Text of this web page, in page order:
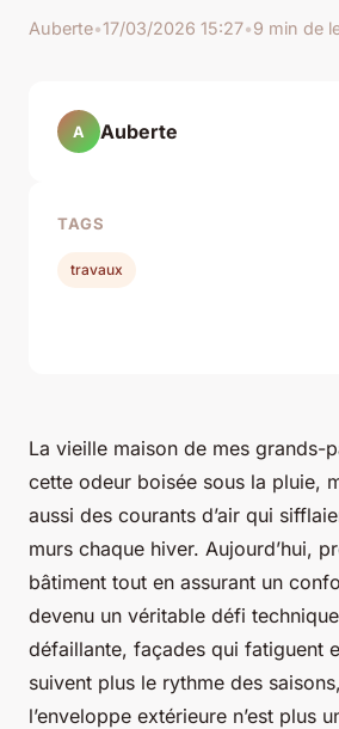
Auberte•17/03/2026 15:27•9 min de
La vieille maison de mes grands-
cette odeur boisée sous la pluie,
aussi des courants d’air qui
murs chaque hiver. Aujourd’hui,
bâtiment tout en assurant un
devenu un véritable défi
défaillante, façades qui fatiguent
suivent plus le rythme des
l’enveloppe extérieure n’est plus
A Auberte
TAGS
travaux